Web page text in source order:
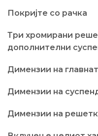
Покријте со рачка
Три хромирани
дополнителни
Димензии на
Димензии на
Димензии на